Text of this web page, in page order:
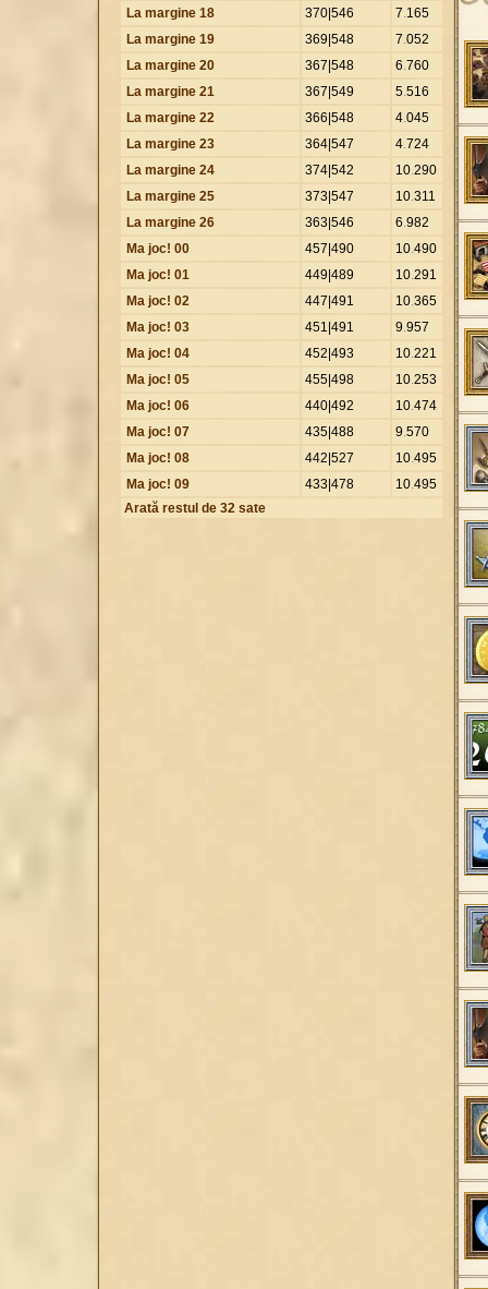
La margine 18
370|546 7.165
La margine 19
369|548 7.052
La margine 20
367|548 6.760
La margine 21
367|549 5.516
La margine 22
366|548 4.045
La margine 23
364|547 4.724
La margine 24
374|542 10.290
La margine 25
373|547 10.311
La margine 26
363|546 6.982
Ma joc! 00
457|490 10.490
Ma joc! 01
449|489 10.291
Ma joc! 02
447|491 10.365
Ma joc! 03
451|491 9.957
Ma joc! 04
452|493 10.221
Ma joc! 05
455|498 10.253
Ma joc! 06
440|492 10.474
Ma joc! 07
435|488 9.570
Ma joc! 08
442|527 10.495
Ma joc! 09
433|478 10.495
Arată restul de 32 sate